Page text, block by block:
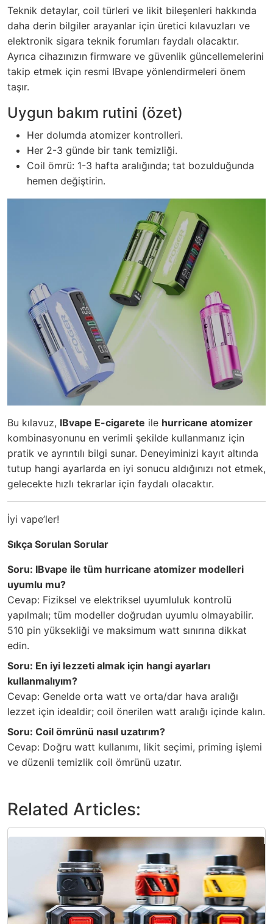
Teknik detaylar, coil türleri ve likit bileşenleri hakkında
daha derin bilgiler arayanlar için üretici kılavuzları ve
elektronik sigara teknik forumları faydalı olacaktır.
Ayrıca cihazınızın firmware ve güvenlik güncellemelerini
takip etmek için resmi IBvape yönlendirmeleri önem
taşır.
Uygun bakım rutini (özet)
Her dolumda atomizer kontrolleri.
Her 2-3 günde bir tank temizliği.
Coil ömrü: 1-3 hafta aralığında; tat bozulduğunda
hemen değiştirin.
Bu kılavuz, IBvape E-cigarete ile hurricane atomizer
kombinasyonunu en verimli şekilde kullanmanız için
pratik ve ayrıntılı bilgi sunar. Deneyiminizi kayıt altında
tutup hangi ayarlarda en iyi sonucu aldığınızı not etmek,
gelecekte hızlı tekrarlar için faydalı olacaktır.
İyi vape’ler!
Sıkça Sorulan Sorular
Soru: IBvape ile tüm hurricane atomizer modelleri
uyumlu mu?
Cevap: Fiziksel ve elektriksel uyumluluk kontrolü
yapılmalı; tüm modeller doğrudan uyumlu olmayabilir.
510 pin yüksekliği ve maksimum watt sınırına dikkat
edin.
Soru: En iyi lezzeti almak için hangi ayarları
kullanmalıyım?
Cevap: Genelde orta watt ve orta/dar hava aralığı
lezzet için idealdir; coil önerilen watt aralığı içinde kalın.
Soru: Coil ömrünü nasıl uzatırım?
Cevap: Doğru watt kullanımı, likit seçimi, priming işlemi
ve düzenli temizlik coil ömrünü uzatır.
Related Articles: